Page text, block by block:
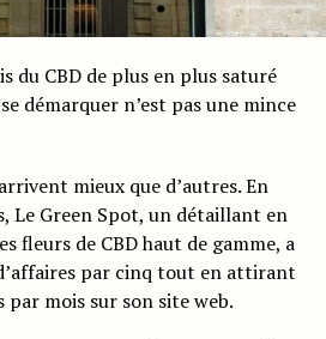
du CBD de plus en plus saturé
démarquer n’est pas une mince
mieux que d’autres. En
Le Green Spot, un détaillant en
fleurs de CBD haut de gamme, a
par cinq tout en attirant
par mois sur son site web.